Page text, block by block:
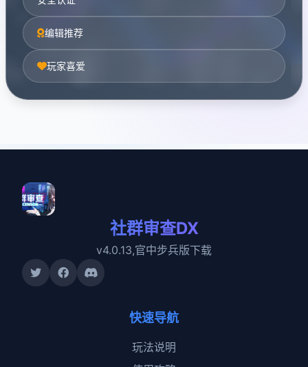
编辑推荐
玩家喜爱
社群审查DX
v4.0.13,官中步兵版下载
快速导航
玩法说明